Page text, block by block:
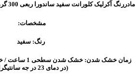
مادررنگ آکرلیک کلورانت سفید ساندورا ربعی 300 گرمی
مشخصات:
رنگ: سفید
(در دمای 23 در جه سانتیگراد)